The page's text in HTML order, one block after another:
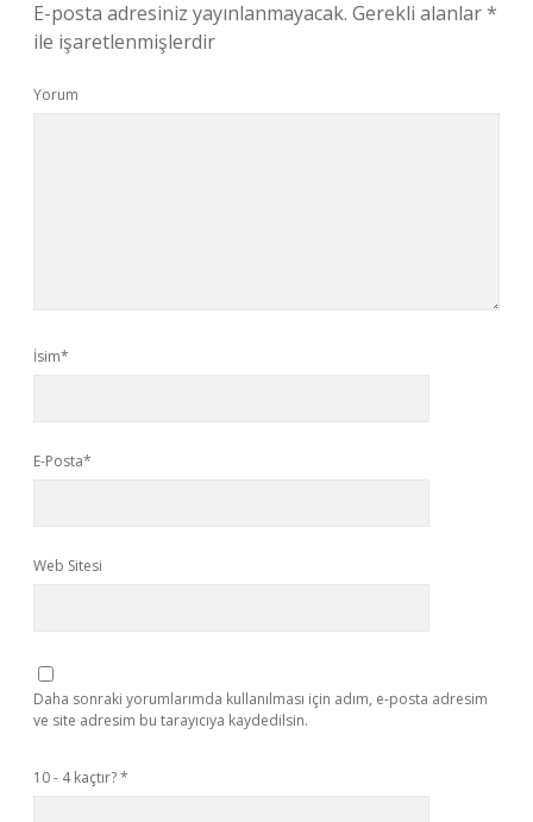
E-posta adresiniz yayınlanmayacak. Gerekli alanlar*
ile işaretlenmişlerdir
Yorum
İsim*
E-Posta*
Web Sitesi
Daha sonraki yorumlarımda kullanılması için adım, e-posta adresim
ve site adresim bu tarayıcıya kaydedilsin.
10 - 4 kaçtır?*